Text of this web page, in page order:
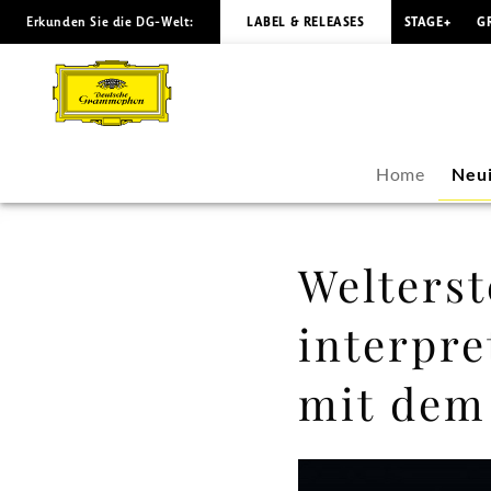
Weltersteinspielung
Adams
Erkunden Sie die DG-Welt: LABEL & RELEASES STAGE+
Home
mit